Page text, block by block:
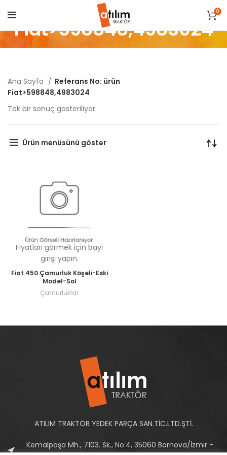
0
Fiat>598848,4983024
Ana Sayfa
Referans No: ürün
Fiat>598848,4983024
Tek bir sonuç gösteriliyor
Ürün menüsünü göster
Fiyatları görmek için bayi
girişi yapın.
Fiat 450 Çamurluk Köşeli-Eski
Model-Sol
Çamurluklar
ATILIM TRAKTÖR YEDEK PARÇA SAN.TİC.LTD.ŞTİ.
Kemalpaşa Mh., 7103. Sk., No:4, 35060 Bornova/İzmir -